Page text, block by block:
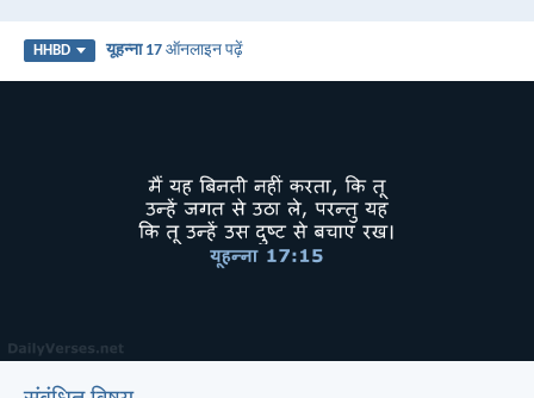
HHBD यूहन्ना 17 ऑनलाइन पढ़ें